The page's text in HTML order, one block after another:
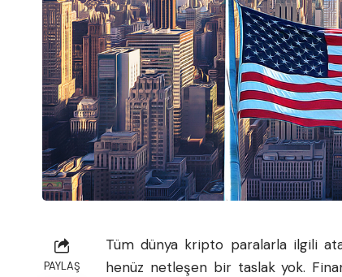
PAYLAŞ
Tüm dünya kripto paralarla ilgili
henüz netleşen bir taslak yok.